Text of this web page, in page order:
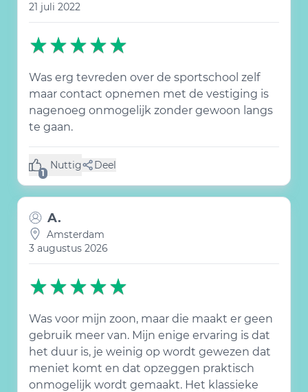
21 juli 2022
Was erg tevreden over de sportschool zelf
maar contact opnemen met de vestiging is
nagenoeg onmogelijk zonder gewoon langs
te gaan.
1
Nuttig
(1 like) Deel
A.
Amsterdam
3 augustus 2026
Was voor mijn zoon, maar die maakt er geen
gebruik meer van. Mijn enige ervaring is dat
het duur is, je weinig op wordt gewezen dat
meniet komt en dat opzeggen praktisch
onmogelijk wordt gemaakt. Het klassieke